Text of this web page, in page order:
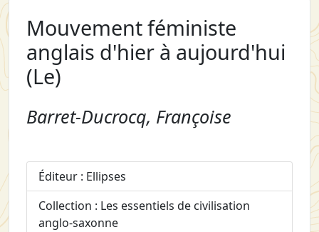
Mouvement féministe
anglais d'hier à aujourd'hui
(Le)
Barret-Ducrocq, Françoise
Éditeur : Ellipses
Collection : Les essentiels de civilisation
anglo-saxonne